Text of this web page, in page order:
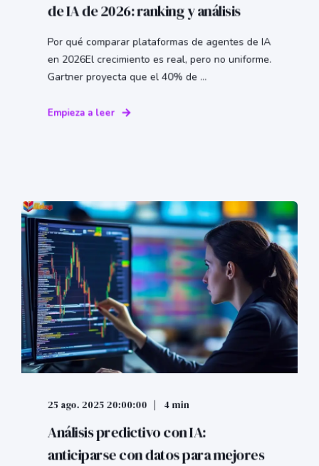
de IA de 2026: ranking y análisis
Por qué comparar plataformas de agentes de IA
en 2026El crecimiento es real, pero no uniforme.
Gartner proyecta que el 40% de ...
Empieza a leer
25 ago. 2025 20:00:00 4 min
Análisis predictivo con IA:
anticiparse con datos para mejores